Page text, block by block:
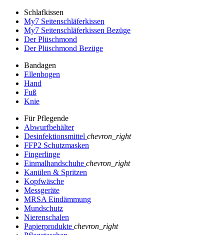
Schlafkissen
My7 Seitenschläferkissen
My7 Seitenschläferkissen Bezüge
Der Plüschmond
Der Plüschmond Bezüge
Bandagen
Ellenbogen
Hand
Fuß
Knie
Für Pflegende
Abwurfbehälter
Desinfektionsmittel chevron_right
FFP2 Schutzmasken
Fingerlinge
Einmalhandschuhe chevron_right
Kanülen & Spritzen
Kopfwäsche
Messgeräte
MRSA Eindämmung
Mundschutz
Nierenschalen
Papierprodukte chevron_right